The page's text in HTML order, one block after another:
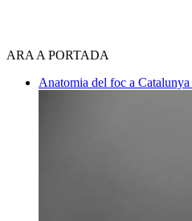
ARA A PORTADA
Anatomia del foc a Catalunya